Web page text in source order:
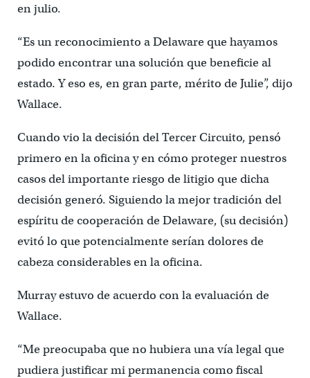
en julio.
“Es un reconocimiento a Delaware que hayamos
podido encontrar una solución que beneficie al
estado. Y eso es, en gran parte, mérito de Julie”, dijo
Wallace.
Cuando vio la decisión del Tercer Circuito, pensó
primero en la oficina y en cómo proteger nuestros
casos del importante riesgo de litigio que dicha
decisión generó. Siguiendo la mejor tradición del
espíritu de cooperación de Delaware, (su decisión)
evitó lo que potencialmente serían dolores de
cabeza considerables en la oficina.
Murray estuvo de acuerdo con la evaluación de
Wallace.
“Me preocupaba que no hubiera una vía legal que
pudiera justificar mi permanencia como fiscal